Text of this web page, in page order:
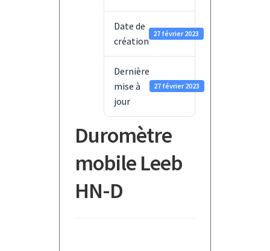
Date de
création
27 février 2023
Dernière
mise à
jour
27 février 2023
Duromètre
mobile Leeb
HN-D